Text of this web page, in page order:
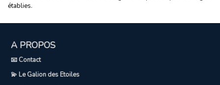
établies.
A PROPOS
📧 Contact
💫 Le Galion des Etoiles